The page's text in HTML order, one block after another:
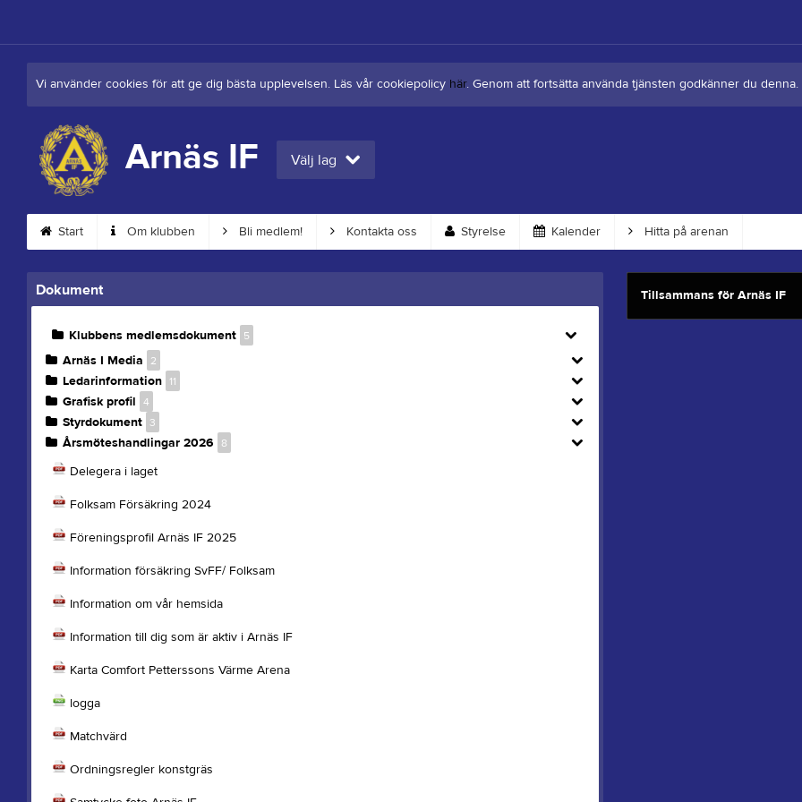
Vi använder cookies för att ge dig bästa upplevelsen. Läs vår cookiepolicy här. Genom att fortsätta använda tjänsten godkänner du denna.
Arnäs IF Välj lag
Start Om klubben Bli medlem! Kontakta oss Styrelse Kalender Hitta på arenan
Dokument
Klubbens medlemsdokument 5
Arnäs I Media 2
Ledarinformation 11
Grafisk profil 4
Styrdokument 3
Årsmöteshandlingar 2026 8
Delegera i laget
Folksam Försäkring 2024
Föreningsprofil Arnäs IF 2025
Information försäkring SvFF/ Folksam
Information om vår hemsida
Information till dig som är aktiv i Arnäs IF
Karta Comfort Petterssons Värme Arena
logga
Matchvärd
Ordningsregler konstgräs
Tillsammans för Arnäs IF